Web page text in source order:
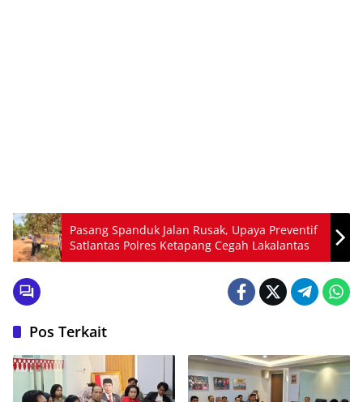
Pasang Spanduk Jalan Rusak, Upaya Preventif
Satlantas Polres Ketapang Cegah Lakalantas
Pos Terkait